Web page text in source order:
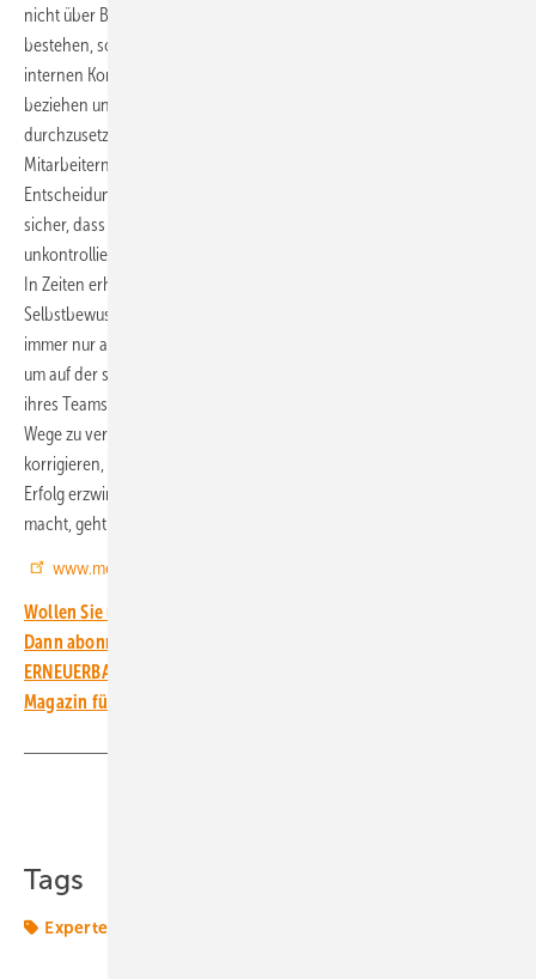
nicht über Bord geworfen. Aber um in herausfordernden Zeiten zu
bestehen, sollten Führungskräfte sich nicht davor scheuen, in
internen Konflikten mit anderen Verantwortlichen klar Position zu
beziehen und die Interessen ihrer Abteilung oder Mitarbeiter
durchzusetzen. Umgekehrt müssen sie auch ihren eigenen
Mitarbeitern gegenüber Probleme klar benennen und unpopuläre
Entscheidungen begründen und kommunizieren. Damit stellen sie
sicher, dass sich Gerüchte und Sorgen als Motivationskiller nicht
unkontrolliert ausbreiten.
In Zeiten erhöhter Unsicherheit braucht es Mut und
Selbstbewusstsein, um Entscheidungen zu treffen. Zauderer, die
immer nur abwarten, aus welcher Richtung hausintern der Wind weht,
um auf der sicheren Seite zu sein, verlieren schnell das Vertrauen
ihres Teams. Mut bedeutet für eine Führungskraft auch, bisherige
Wege zu verlassen oder einmal getroffene Entscheidungen rasch zu
korrigieren, wenn sich die Situation verändert. Denn der Versuch, den
Erfolg erzwingen zu wollen, in dem man einfach „mehr vom Gleichen“
macht, geht meist nach hinten los. (nw)
www.mercuriurval.com
Wollen Sie über die Energiewende auf dem Laufenden bleiben?
Dann abonnieren Sie einfach den kostenlosen Newsletter von
ERNEUERBARE ENERGIEN – dem größten verbandsunabhängigen
Magazin für erneuerbare Energien in Deutschland!
Tags
Expertentipp